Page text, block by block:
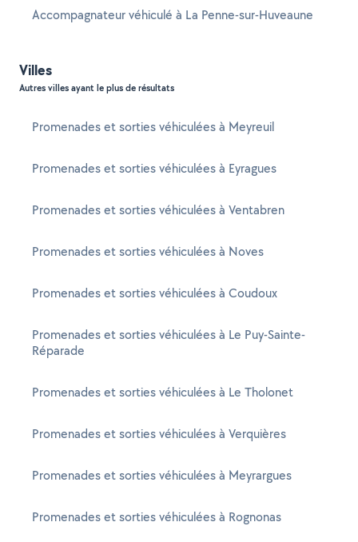
Accompagnateur véhiculé à La Penne-sur-Huveaune
Villes
Autres villes ayant le plus de résultats
Promenades et sorties véhiculées à Meyreuil
Promenades et sorties véhiculées à Eyragues
Promenades et sorties véhiculées à Ventabren
Promenades et sorties véhiculées à Noves
Promenades et sorties véhiculées à Coudoux
Promenades et sorties véhiculées à Le Puy-Sainte-
Réparade
Promenades et sorties véhiculées à Le Tholonet
Promenades et sorties véhiculées à Verquières
Promenades et sorties véhiculées à Meyrargues
Promenades et sorties véhiculées à Rognonas